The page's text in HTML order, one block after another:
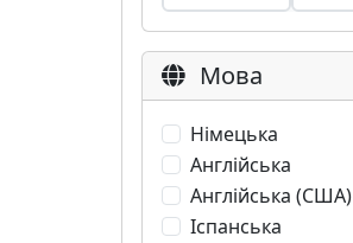
Мова
Німецька
Англійська
Англійська (США)
Іспанська